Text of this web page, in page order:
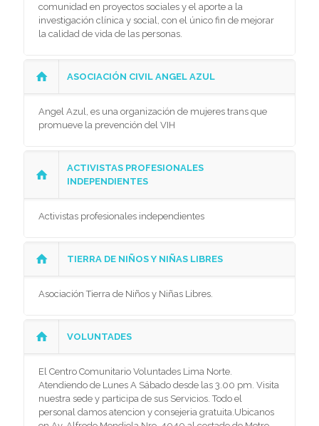
comunidad en proyectos sociales y el aporte a la
investigación clínica y social, con el único fin de mejorar
la calidad de vida de las personas.
ASOCIACIÓN CIVIL ANGEL AZUL
Angel Azul, es una organización de mujeres trans que
promueve la prevención del VIH
ACTIVISTAS PROFESIONALES
INDEPENDIENTES
Activistas profesionales independientes
TIERRA DE NIÑOS Y NIÑAS LIBRES
Asociación Tierra de Niños y Niñas Libres.
VOLUNTADES
El Centro Comunitario Voluntades Lima Norte.
Atendiendo de Lunes A Sábado desde las 3.00 pm. Visita
nuestra sede y participa de sus Servicios. Todo el
personal damos atencion y consejeria gratuita.Ubicanos